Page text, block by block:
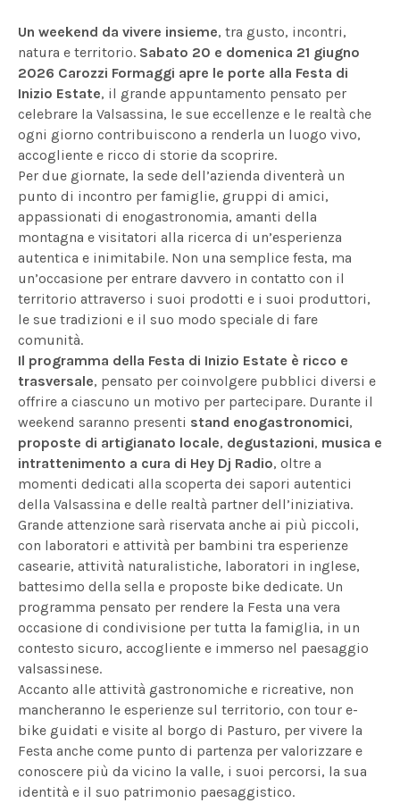
Un weekend da vivere insieme, tra gusto, incontri,
natura e territorio. Sabato 20 e domenica 21 giugno
2026 Carozzi Formaggi apre le porte alla Festa di
Inizio Estate, il grande appuntamento pensato per
celebrare la Valsassina, le sue eccellenze e le realtà che
ogni giorno contribuiscono a renderla un luogo vivo,
accogliente e ricco di storie da scoprire.
Per due giornate, la sede dell’azienda diventerà un
punto di incontro per famiglie, gruppi di amici,
appassionati di enogastronomia, amanti della
montagna e visitatori alla ricerca di un’esperienza
autentica e inimitabile. Non una semplice festa, ma
un’occasione per entrare davvero in contatto con il
territorio attraverso i suoi prodotti e i suoi produttori,
le sue tradizioni e il suo modo speciale di fare
comunità.
Il programma della Festa di Inizio Estate è ricco e
trasversale, pensato per coinvolgere pubblici diversi e
offrire a ciascuno un motivo per partecipare. Durante il
weekend saranno presenti stand enogastronomici,
proposte di artigianato locale, degustazioni, musica e
intrattenimento a cura di Hey Dj Radio, oltre a
momenti dedicati alla scoperta dei sapori autentici
della Valsassina e delle realtà partner dell’iniziativa.
Grande attenzione sarà riservata anche ai più piccoli,
con laboratori e attività per bambini tra esperienze
casearie, attività naturalistiche, laboratori in inglese,
battesimo della sella e proposte bike dedicate. Un
programma pensato per rendere la Festa una vera
occasione di condivisione per tutta la famiglia, in un
contesto sicuro, accogliente e immerso nel paesaggio
valsassinese.
Accanto alle attività gastronomiche e ricreative, non
mancheranno le esperienze sul territorio, con tour e-
bike guidati e visite al borgo di Pasturo, per vivere la
Festa anche come punto di partenza per valorizzare e
conoscere più da vicino la valle, i suoi percorsi, la sua
identità e il suo patrimonio paesaggistico.